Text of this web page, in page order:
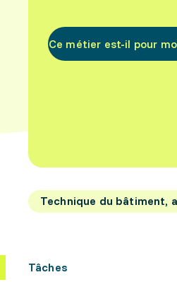
Ce métier est-il pour
Technique du bâtiment,
Tâches